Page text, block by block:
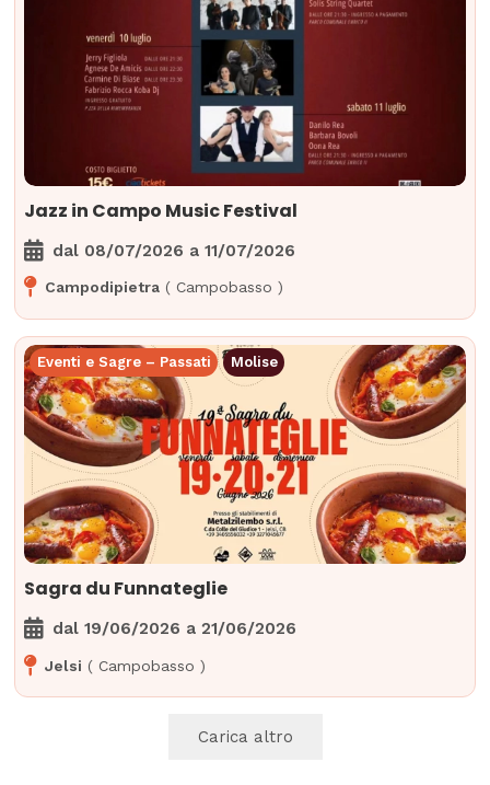
Jazz in Campo Music Festival
dal 08/07/2026 a 11/07/2026
Campodipietra ( Campobasso )
Eventi e Sagre – Passati Molise
Sagra du Funnateglie
dal19/06/2026 a 21/06/2026
Jelsi ( Campobasso )
Carica altro